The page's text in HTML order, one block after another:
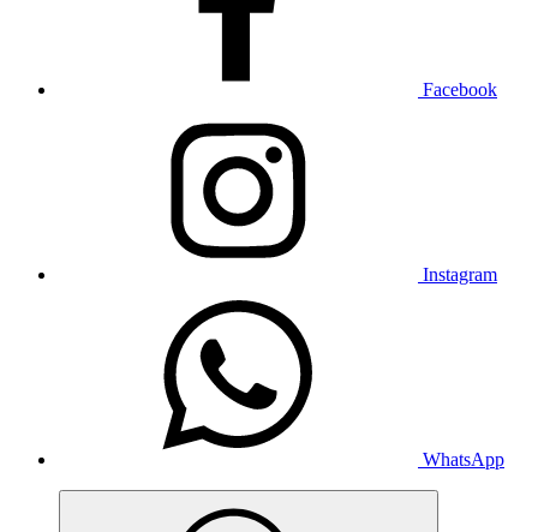
Facebook
Instagram
WhatsApp